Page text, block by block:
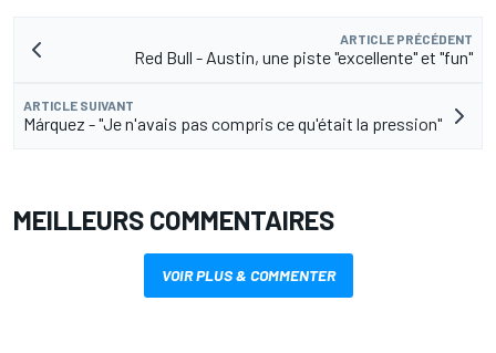
ARTICLE PRÉCÉDENT
Red Bull - Austin, une piste "excellente" et "fun"
ARTICLE SUIVANT
Márquez - "Je n'avais pas compris ce qu'était la pression"
MEILLEURS COMMENTAIRES
VOIR PLUS & COMMENTER